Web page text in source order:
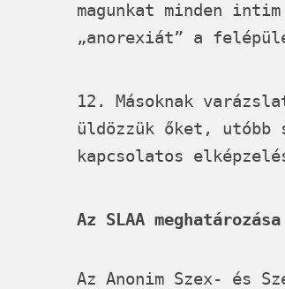
magunkat minden
„anorexiát” a
12. Másoknak
üldözzük őket, utóbb
kapcsolatos
Az SLAA meghatározása
Az Anonim Szex- és